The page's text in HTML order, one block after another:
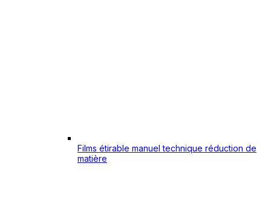
Films étirable manuel technique réduction de
matière